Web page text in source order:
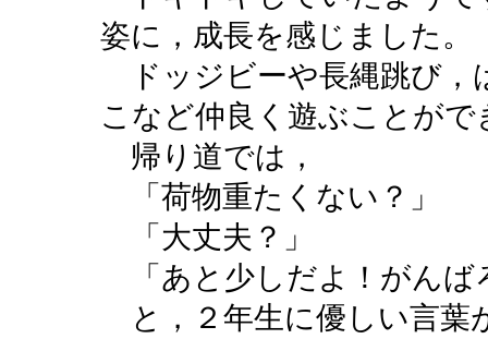
姿に，成長を感じました。
ドッジビーや長縄跳び，
こなど仲良く遊ぶことがで
帰り道では，
「荷物重たくない？」
「大丈夫？」
「あと少しだよ！がんば
と，２年生に優しい言葉